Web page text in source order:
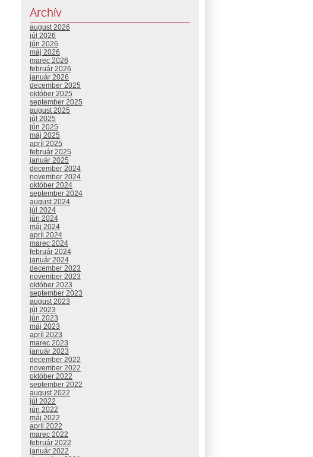
Archív
august 2026
júl 2026
jún 2026
máj 2026
marec 2026
február 2026
január 2026
december 2025
október 2025
september 2025
august 2025
júl 2025
jún 2025
máj 2025
apríl 2025
február 2025
január 2025
december 2024
november 2024
október 2024
september 2024
august 2024
júl 2024
jún 2024
máj 2024
apríl 2024
marec 2024
február 2024
január 2024
december 2023
november 2023
október 2023
september 2023
august 2023
júl 2023
jún 2023
máj 2023
apríl 2023
marec 2023
január 2023
december 2022
november 2022
október 2022
september 2022
august 2022
júl 2022
jún 2022
máj 2022
apríl 2022
marec 2022
február 2022
január 2022